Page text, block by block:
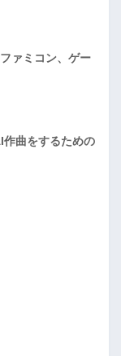
ァミコン、ゲー
曲をするための